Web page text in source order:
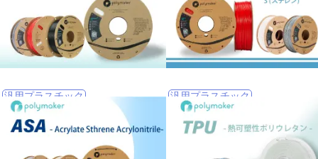
汎用プラスチック
PLA
汎用プラスチック
ABS